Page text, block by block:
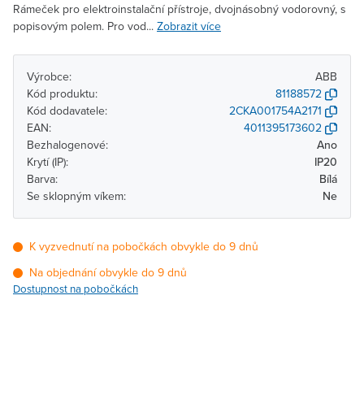
Rámeček pro elektroinstalační přístroje, dvojnásobný vodorovný, s
popisovým polem. Pro vod... Zobrazit více
Výrobce:
ABB
Kód produktu:
81188572
Kód dodavatele:
2CKA001754A2171
EAN:
4011395173602
Bezhalogenové:
Ano
Krytí (IP):
IP20
Barva:
Bílá
Se sklopným víkem:
Ne
K vyzvednutí na pobočkách obvykle do 9 dnů
Na objednání obvykle do 9 dnů
Dostupnost na pobočkách